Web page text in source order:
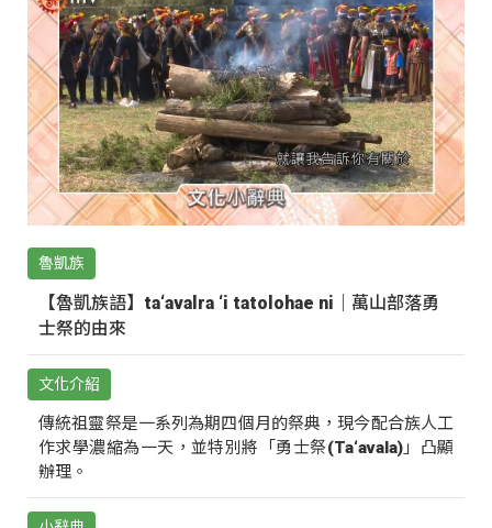
魯凱族
【魯凱族語】ta‘avalra ‘i tatolohae ni｜萬山部落勇
士祭的由來
文化介紹
傳統祖靈祭是一系列為期四個月的祭典，現今配合族人工
作求學濃縮為一天，並特別將「勇士祭(Ta‘avala)」凸顯
辦理。